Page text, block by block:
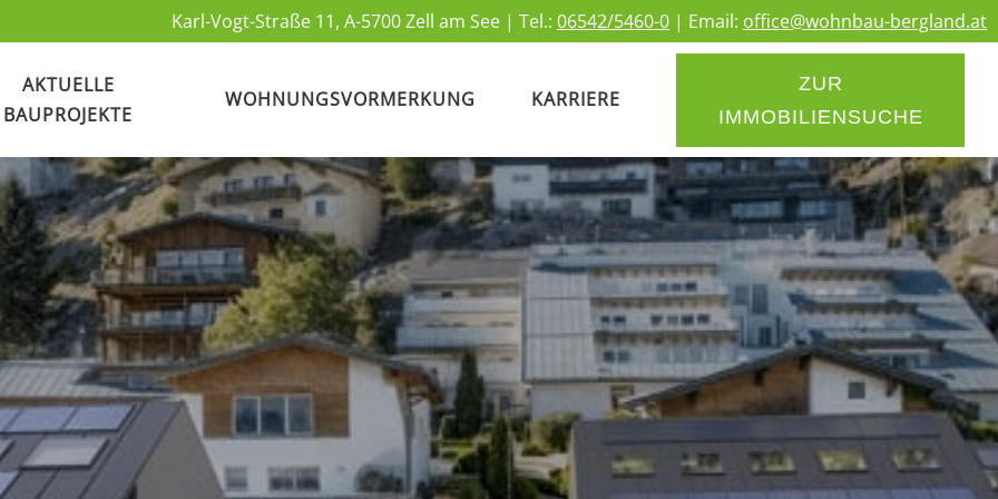
Karl-Vogt-Straße 11, A-5700 Zell am See | Tel.: 06542/5460-0 | Email: office@wohnbau-bergland.at
AKTUELLE
BAUPROJEKTE
WOHNUNGSVORMERKUNG KARRIERE
ZUR
IMMOBILIENSUCHE